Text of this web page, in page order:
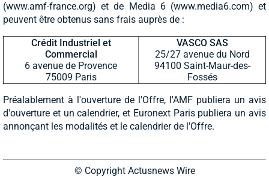
(www.amf-france.org) et de Media 6 (www.media6.com) et
peuvent être obtenus sans frais auprès de :
Crédit Industriel et
Commercial
6 avenue de Provence
75009 Paris
VASCO SAS
25/27 avenue du Nord
94100 Saint-Maur-des-
Fossés
Préalablement à l'ouverture de l'Offre, l'AMF publiera un avis
d'ouverture et un calendrier, et Euronext Paris publiera un avis
annonçant les modalités et le calendrier de l'Offre.
© Copyright Actusnews Wire